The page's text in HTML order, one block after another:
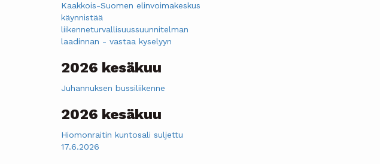
Kaakkois-Suomen elinvoimakeskus
käynnistää
liikenneturvallisuussuunnitelman
laadinnan - vastaa kyselyyn
2026 kesäkuu
Juhannuksen bussiliikenne
2026 kesäkuu
Hiomonraitin kuntosali suljettu
17.6.2026